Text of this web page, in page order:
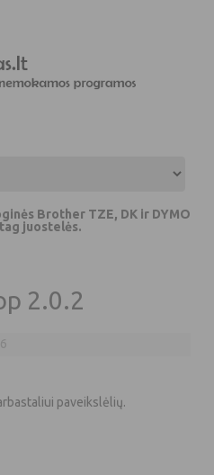
Brother TZE, DK ir DYMO
juostelės.
2.0.2
paveikslėlių.